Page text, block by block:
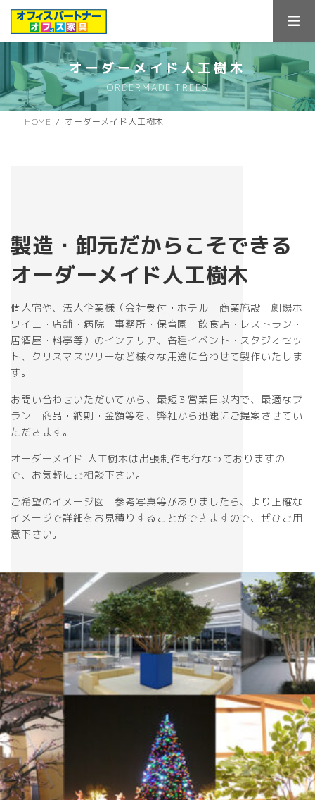
ス
キ
ン
に
オーダーメイド人工樹木
ORDERMADE TREES
HOME オーダーメイド人工樹木
製造・卸元だからこそできる
オーダーメイド人工樹木
個人宅や、法人企業様（会社受付・ホテル・商業施設・劇場ホ
ワイエ・店舗・病院・事務所・保育園・飲食店・レストラン・
居酒屋・料亭等）のインテリア、各種イベント・スタジオセッ
ト、クリスマスツリーなど様々な用途に合わせて製作いたしま
す。
お問い合わせいただいてから、最短３営業日以内で、最適なプ
ラン・商品・納期・金額等を、弊社から迅速にご提案させてい
ただきます。
オーダーメイド 人工樹木は出張制作も行なっておりますの
で、お気軽にご相談下さい。
ご希望のイメージ図・参考写真等がありましたら、より正確な
イメージで詳細をお見積りすることができますので、ぜひご用
意下さい。